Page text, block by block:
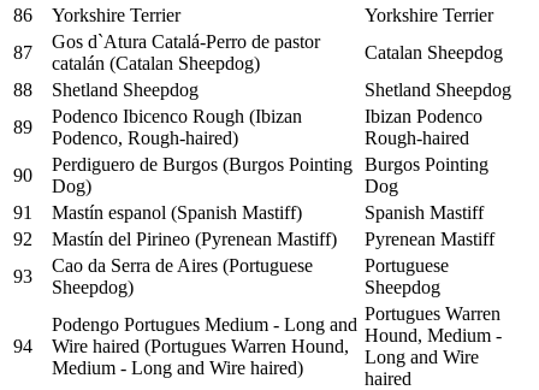
86
Yorkshire Terrier
Yorkshire Terrier
87
Gos d`Atura Catalá-Perro de pastor
catalán (Catalan Sheepdog)
Catalan Sheepdog
88
Shetland Sheepdog
Shetland Sheepdog
89
Podenco Ibicenco Rough (Ibizan
Podenco, Rough-haired)
Ibizan Podenco
Rough-haired
90
Perdiguero de Burgos (Burgos Pointing
Dog)
Burgos Pointing
Dog
91
Mastín espanol (Spanish Mastiff)
Spanish Mastiff
92
Mastín del Pirineo (Pyrenean Mastiff)
Pyrenean Mastiff
93
Cao da Serra de Aires (Portuguese
Sheepdog)
Portuguese
Sheepdog
94
Podengo Portugues Medium - Long and
Wire haired (Portugues Warren Hound,
Medium - Long and Wire haired)
Portugues Warren
Hound, Medium -
Long and Wire
haired